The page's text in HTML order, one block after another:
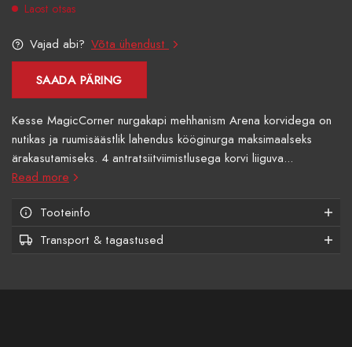
Laost otsas
Vajad abi? Võta ühendust
SAADA PÄRING
Kesse MagicCorner nurgakapi mehhanism Arena korvidega on
nutikas ja ruumisäästlik lahendus kööginurga maksimaalseks
ärakasutamiseks. 4 antratsiitviimistlusega korvi liiguva...
Read more
Tooteinfo
Transport & tagastused